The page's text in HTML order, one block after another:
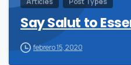
Say Salut to
febrero 15, 2020